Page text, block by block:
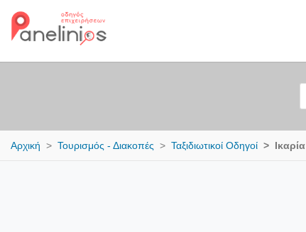
Αρχική Τουρισμός - Διακοπές Ταξιδιωτικοί Οδηγοί Ικαρία